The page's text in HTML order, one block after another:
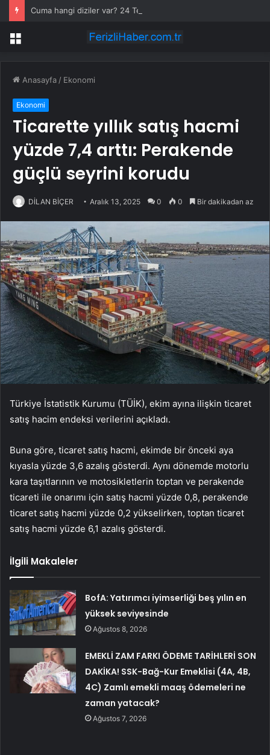
Menü
Anasayfa / Ekonomi
Ekonomi
Ticarette yıllık satış hacmi
yüzde 7,4 arttı: Perakende
güçlü seyrini korudu
DİLAN BİÇER Aralık 13, 2025 0 0 Bir dakikadan az
Türkiye İstatistik Kurumu (TÜİK), ekim ayına ilişkin ticaret
satış hacim endeksi verilerini açıkladı.
Buna göre, ticaret satış hacmi, ekimde bir önceki aya
kıyasla yüzde 3,6 azalış gösterdi. Aynı dönemde motorlu
kara taşıtlarının ve motosikletlerin toptan ve perakende
ticareti ile onarımı için satış hacmi yüzde 0,8, perakende
ticaret satış hacmi yüzde 0,2 yükselirken, toptan ticaret
satış hacmi yüzde 6,1 azalış gösterdi.
İlgili Makaleler
BofA: Yatırımcı iyimserliği beş yılın en
yüksek seviyesinde
Ağustos 8, 2026
EMEKLİ ZAM FARKI ÖDEME TARİHLERİ SON
DAKİKA! SSK-Bağ-Kur Emeklisi (4A, 4B,
4C) Zamlı emekli maaş ödemeleri ne
zaman yatacak?
Ağustos 7, 2026